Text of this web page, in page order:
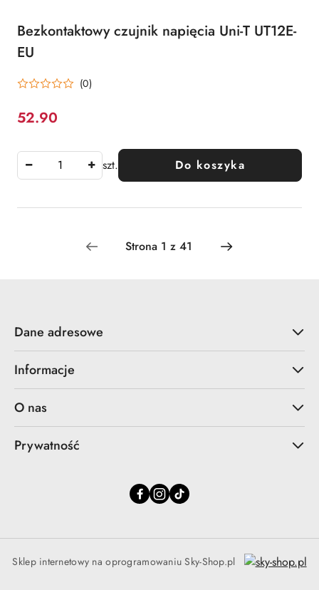
Bezkontaktowy czujnik napięcia Uni-T UT12E-
EU
(0)
Cena:
52.90
szt. Do koszyka
Dane adresowe
Informacje
O nas
Prywatność
Sklep internetowy na oprogramowaniu Sky-Shop.pl